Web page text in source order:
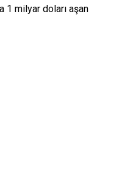
1 milyar doları aşan